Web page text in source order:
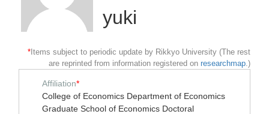
yuki
* Items subject to periodic update by Rikkyo University (The rest
are reprinted from information registered on researchmap.)
Affiliation*
College of Economics Department of Economics
Graduate School of Economics Doctoral